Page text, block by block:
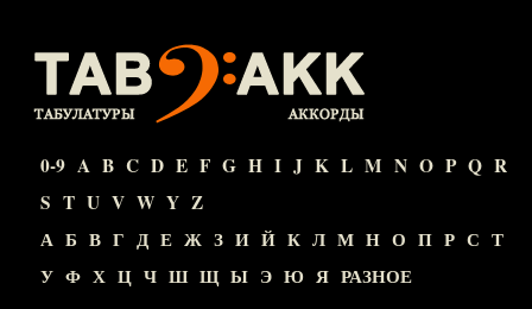
0-9 A B C D E F G H I J K L M N O P Q R
S T U V W Y Z
А Б В Г Д Е Ж З И Й К Л М Н О П Р С Т
У Ф Х Ц Ч Ш Щ Ы Э Ю Я РАЗНОЕ